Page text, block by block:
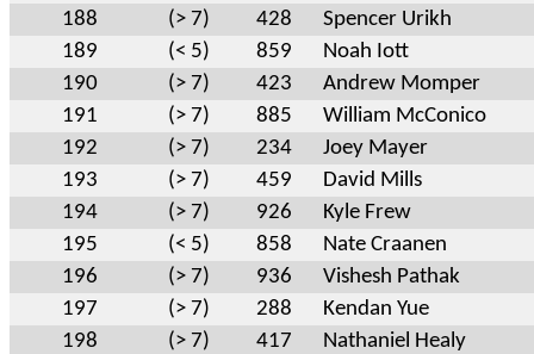
188
(> 7) 428
Spencer Urikh
189
(< 5) 859
Noah Iott
190
(> 7) 423
Andrew Momper
191
(> 7) 885
William McConico
192
(> 7) 234
Joey Mayer
193
(> 7) 459
David Mills
194
(> 7) 926
Kyle Frew
195
(< 5) 858
Nate Craanen
196
(> 7) 936
Vishesh Pathak
197
(> 7) 288
Kendan Yue
198
(> 7) 417
Nathaniel Healy